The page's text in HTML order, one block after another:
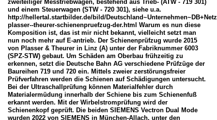
zweiteiliger Messtriebwagen, bestehend aus Trieb- (ATW - 719 301)
und einem Steuerwagen (STW - 720 301), siehe u.a.
http://hellertal.startbilder.de/bild/
plasser--theurer-schienenpruefzug-der.html Warum es nun diese
Komposition ist, das ist mir nicht bekannt, vielleicht setzt man
nun noch mehr auf E-antrieb. Der Schienenprüfzug wurde 2015
von Plasser & Theurer in Linz (A) unter der Fabriknummer 6003
(SPZ-STW) gebaut. Um Schäden am Oberbau frühzeitig zu
erkennen, setzt die Deutsche Bahn AG verschiedene Prüfzüge der
Baureihen 719 und 720 ein. Mittels zweier zerstörungsfreier
Prüfverfahren werden die Schienen auf Schädigungen untersucht.
Bei der Ultraschallprüfung können Materialfehler durch
Materialermüdung innerhalb der Schiene bis zum Schienenfuß
erkannt werden. Mit der Wirbelstromprüfung wird der
Schienenkopf geprüft. Die beiden SIEMENS Vectron Dual Mode
wurden 2022 von SIEMENS in München-Allach, unter den